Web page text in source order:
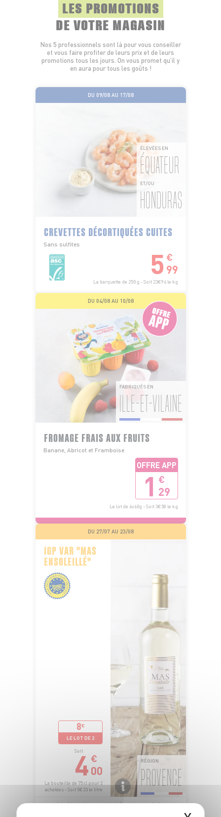
LES PROMOTIONS
DE VOTRE MAGASIN
Nos 5 professionnels sont là pour vous conseiller
et vous faire profiter de leurs prix et de leurs
promotions tous les jours. On vous promet qu’il y
en aura pour tous les goûts !
DU 09/08 AU 17/08
ÉLEVÉES EN
ÉQUATEUR
ET/OU
HONDURAS
CREVETTES DÉCORTIQUÉES CUITES
Sans sulfites
5 €
99
La barquette de 250 g - Soit 23€96 le kg
DU 04/08 AU 10/08
FABRIQUÉS EN
ILLE-ET-VILAINE
FROMAGE FRAIS AUX FRUITS
Banane, Abricot et Framboise
OFFRE APP
1 €
29
Le lot de 6x60g - Soit 3€58 le kg
DU 27/07 AU 23/08
IGP VAR "MAS
ENSOLEILLÉ"
8€
LE LOT DE 2
Soit
4 €
00
La bouteille de 75 cl pour 2
achetées - Soit 5€33 le litre
RÉGION
PROVENCE
L’abus d’alcool est dangereux pour la santé. À consommer avec modération.